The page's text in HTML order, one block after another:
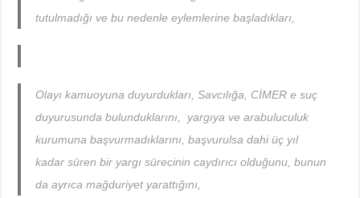
tutulmadığı ve bu nedenle eylemlerine başladıkları,
Olayı kamuoyuna duyurdukları, Savcılığa, CİMER e suç
duyurusunda bulunduklarını, yargıya ve arabuluculuk
kurumuna başvurmadıklarını, başvurulsa dahi üç yıl
kadar süren bir yargı sürecinin caydırıcı olduğunu, bunun
da ayrıca mağduriyet yarattığını,